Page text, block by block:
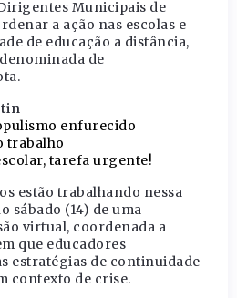
Municipais de
a ação nas escolas e
de educação a distância,
de
enfurecido
trabalho
tarefa urgente!
estão trabalhando nessa
sábado (14) de uma
virtual, coordenada a
que educadores
estratégias de continuidade
contexto de crise.